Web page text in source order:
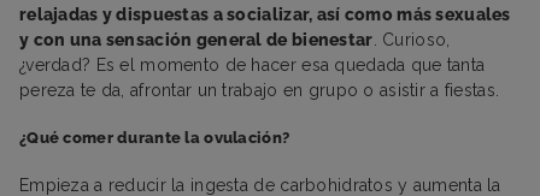
relajadas y dispuestas a socializar, así como más sexuales
y con una sensación general de bienestar . Curioso,
¿verdad? Es el momento de hacer esa quedada que tanta
pereza te da, afrontar un trabajo en grupo o asistir a fiestas.
¿Qué comer durante la ovulación?
Empieza a reducir la ingesta de carbohidratos y aumenta la